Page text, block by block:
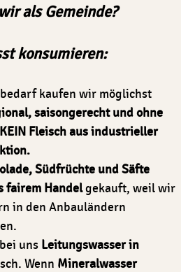
als Gemeinde?
konsumieren:
kaufen wir möglichst
saisongerecht und ohne
KEIN Fleisch aus industrieller
Südfrüchte und Säfte
fairem Handelgekauft, weil wir
in den Anbauländern
uns Leitungswasser in
Wenn Mineralwasser